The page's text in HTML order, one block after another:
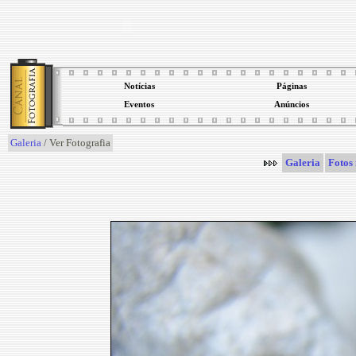
Notícias Páginas
Eventos Anúncios
Galeria / Ver Fotografia
Galeria
Fotos